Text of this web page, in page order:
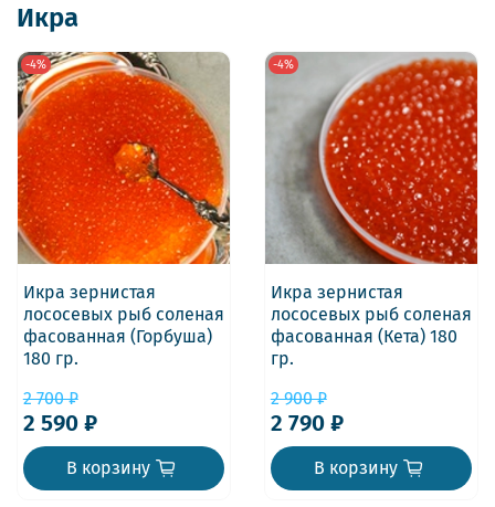
Икра
-4%
Икра зернистая
лососевых рыб соленая
фасованная (Горбуша)
180 гр.
2 700 ₽
2 590 ₽
В корзину
-4%
Икра зернистая
лососевых рыб соленая
фасованная (Кета) 180
гр.
2 900 ₽
2 790 ₽
В корзину